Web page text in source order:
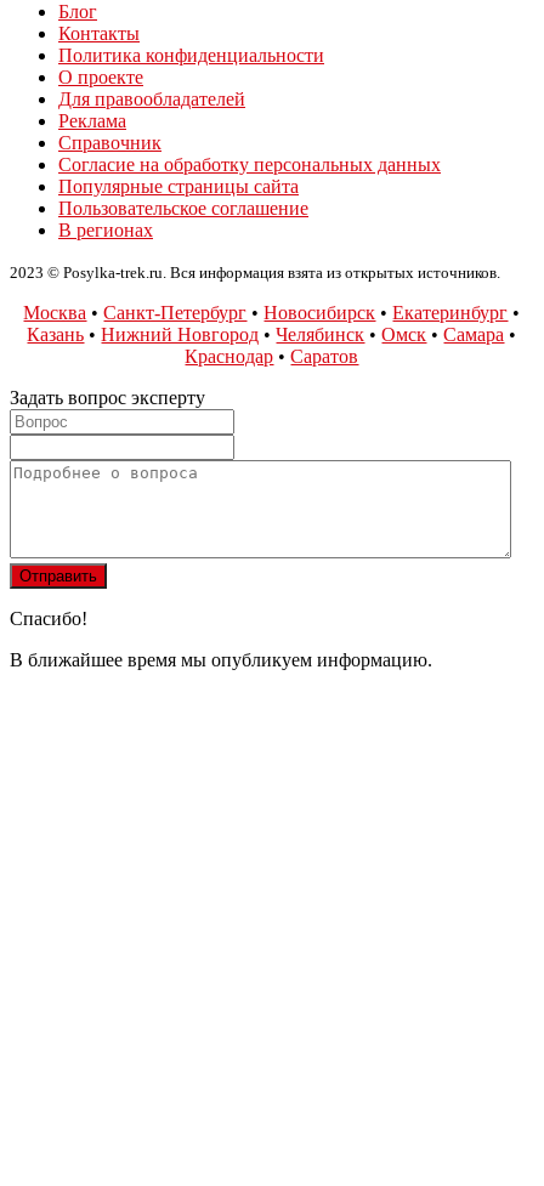
Блог
Контакты
Политика конфиденциальности
О проекте
Для правообладателей
Реклама
Справочник
Согласие на обработку персональных данных
Популярные страницы сайта
Пользовательское соглашение
В регионах
2023 © Posylka-trek.ru. Вся информация взята из открытых источников.
Москва •Санкт-Петербург •Новосибирск •Екатеринбург •
Казань •Нижний Новгород •Челябинск •Омск •Самара •
Краснодар •Саратов
Задать вопрос эксперту
Спасибо!
В ближайшее время мы опубликуем информацию.